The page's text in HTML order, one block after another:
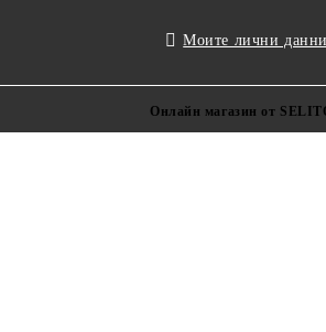
Моите лични данни
Онлайн магазин от